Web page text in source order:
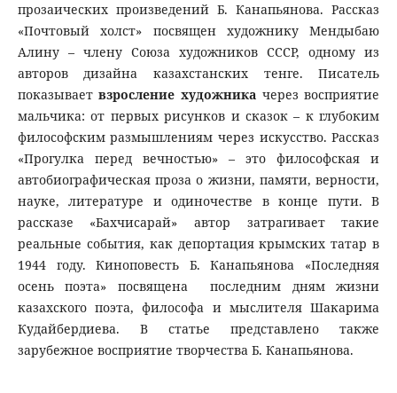
прозаических произведений Б. Канапьянова. Рассказ
«Почтовый холст» посвящен художнику Мендыбаю
Алину – члену Союза художников СССР, одному из
авторов дизайна казахстанских тенге. Писатель
показываетвзросление художника через восприятие
мальчика: от первых рисунков и сказок – к глубоким
философским размышлениям через искусство. Рассказ
«Прогулка перед вечностью» – это философская и
автобиографическая проза о жизни, памяти, верности,
науке, литературе и одиночестве в конце пути. В
рассказе «Бахчисарай» автор затрагивает такие
реальные события, как депортация крымских татар в
1944 году. Киноповесть Б. Канапьянова «Последняя
осень поэта» посвящена последним дням жизни
казахского поэта, философа и мыслителя Шакарима
Кудайбердиева. В статье представлено также
зарубежное восприятие творчества Б. Канапьянова.